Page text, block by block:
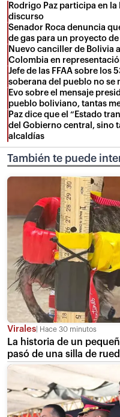
Rodrigo Paz participa en
discurso
Senador Roca denuncia
de gas para un proyecto
Nuevo canciller de Bolivia
Colombia en
Jefe de las FFAA sobre los
soberana del pueblo no se
Evo sobre el mensaje
pueblo boliviano, tantas
Paz dice que el “Estado
del Gobierno central, sino
alcaldías
También te puede
Virales Hace 30 minutos
La historia de un
pasó de una silla de